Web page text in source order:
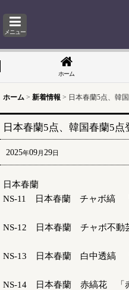
メニュー
ホーム
ホーム > 新着情報 > 日本春蘭5点、韓
日本春蘭5点、韓国春蘭5点
2025年09月 29日
日本春蘭
NS-11 日本春蘭 チャボ縞
NS-12 日本春蘭 チャボ不
NS-13 日本春蘭 白中透縞
NS-14 日本春蘭 赤縞花 「